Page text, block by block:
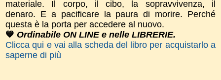
materiale. Il corpo, il cibo, la sopravvivenza, il
denaro. E a pacificare la paura di morire. Perché
questa è la porta per accedere al nuovo.
💙 Ordinabile ON LINE e nelle LIBRERIE.
Clicca qui e vai alla scheda del libro per acquistarlo a
saperne di più